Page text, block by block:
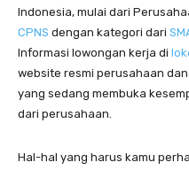
Indonesia, mulai dari
CPNS dengan kategori dari
Informasi lowongan kerja di
website resmi perusahaan
yang sedang membuka
dari perusahaan.
Hal-hal yang harus kamu